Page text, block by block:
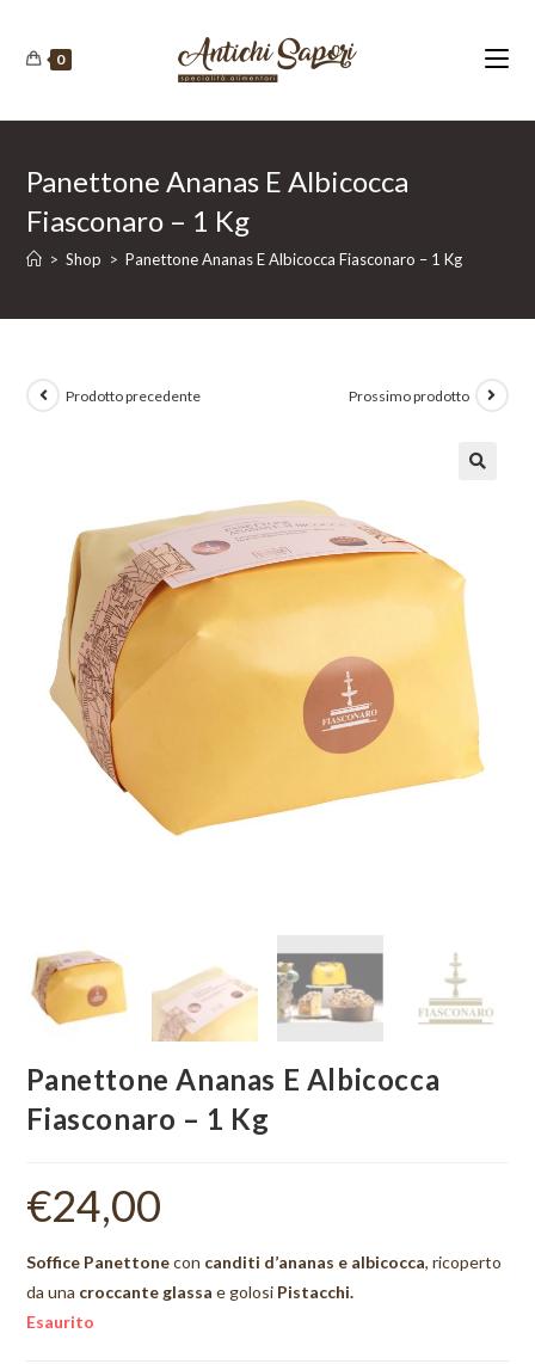
contenuto
0
Panettone Ananas E Albicocca
Fiasconaro – 1 Kg
> Shop > Panettone Ananas E Albicocca Fiasconaro – 1 Kg
Prodotto precedente Prossimo prodotto
Panettone Ananas E Albicocca
Fiasconaro – 1 Kg
€24,00
Soffice Panettonecon canditi d’ananas e albicocca, ricoperto
da una croccante glassa e golosi Pistacchi.
Esaurito